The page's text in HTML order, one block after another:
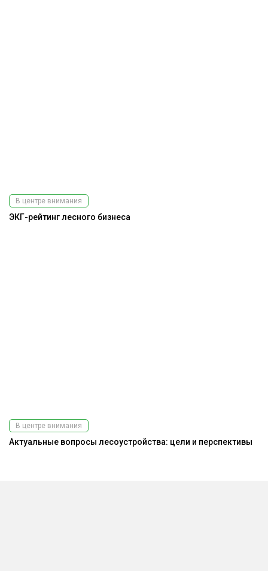
В центре внимания
ЭКГ-рейтинг лесного бизнеса
В центре внимания
Актуальные вопросы лесоустройства: цели и перспективы